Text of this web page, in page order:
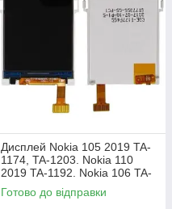
Дисплей Nokia 105 2019 TA-
1174, TA-1203. Nokia 110
2019 TA-1192. Nokia 106 TA-
1114
Готово до відправки